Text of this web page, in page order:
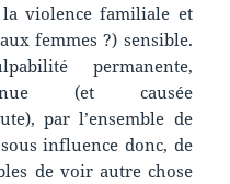
violence familiale et
femmes ?) sensible.
permanente,
(et causée
par l’ensemble de
influence donc, de
de voir autre chose